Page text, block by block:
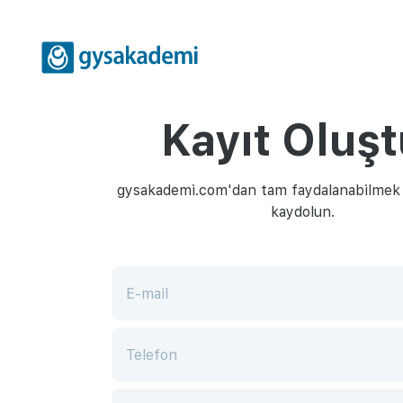
Kayıt
gysakademi.com'dan tam
kaydolun.